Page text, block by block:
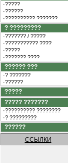
·?????
·??????
·?????????? ???????
? ?????????
·??????? / ?????
·??????????? ????
·?????
·??????? ????
?????? ???
·? ???????
·??????
?????
????? ???????
·?????????? ????????
·? ?????????
??????
ССЫЛКИ